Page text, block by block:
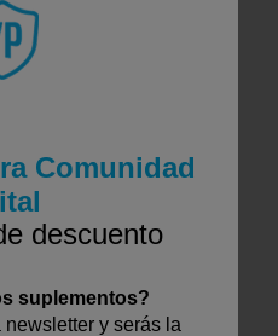
Comunidad
descuento
suplementos?
y serás la